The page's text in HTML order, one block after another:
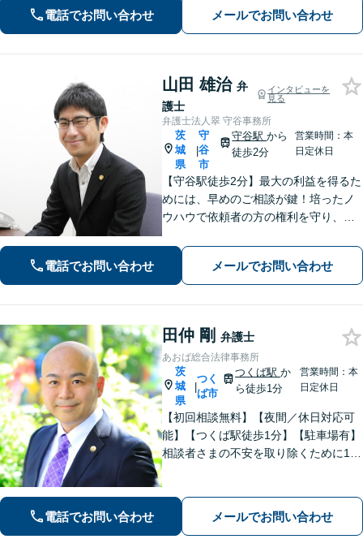
電話でお問い合わせ メールでお問い合わせ
山田 雄治 弁
護士
インタビューを
見る
弁護士法人翠 守谷事務所
茨
城
県
|
守
谷
市
守谷駅から
徒歩2分
営業時間：本
日定休日
【守谷駅徒歩2分】最大の利益を得るた
めには、早めのご相談が鍵！培ったノ
ウハウで依頼者の方の権利を守り、最
す。借金、遺言相続、離婚、企業法務
その他どんな相談でも受け付けます。
電話でお問い合わせ メールでお問い合わせ
田仲 剛 弁護士
あおば総合法律事務所
茨
城
県
|
つく
ば市
つくば駅か
ら徒歩1分
営業時間：本
日定休日
【初回相談無料】【夜間／休日対応可
能】【つくば駅徒歩1分】【駐車場有】
相談者さまの不安を取り除くために1件
することを心がけています。まずはお
気軽にお問い合わせください。
電話でお問い合わせ メールでお問い合わせ